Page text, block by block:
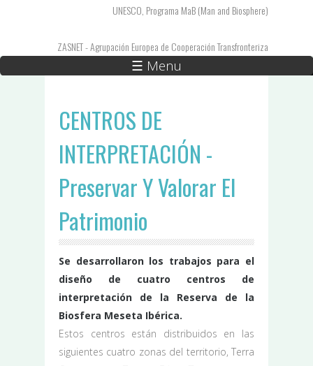
UNESCO, Programa MaB (Man and Biosphere)
ZASNET - Agrupación Europea de Cooperación Transfronteriza
☰ Menu
CENTROS DE
INTERPRETACIÓN -
Preservar Y Valorar El
Patrimonio
Se desarrollaron los trabajos para el
diseño de cuatro centros de
interpretación de la Reserva de la
Biosfera Meseta Ibérica.
Estos centros están distribuidos en las
siguientes cuatro zonas del territorio, Terra